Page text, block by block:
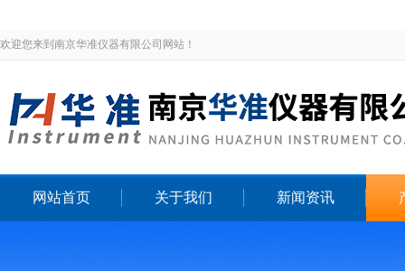
欢迎您来到南京华准仪器有限公司网站！
网站首页 关于我们 新闻资讯